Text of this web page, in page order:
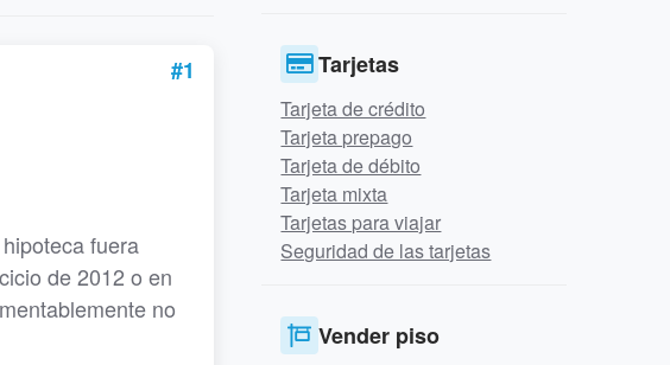
#1
fuera
de 2012 o en
no
Tarjetas
Tarjeta de crédito
Tarjeta prepago
Tarjeta de débito
Tarjeta mixta
Tarjetas para viajar
Seguridad de las tarjetas
Vender piso